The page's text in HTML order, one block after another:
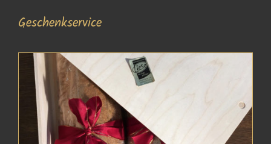
Geschenkservice